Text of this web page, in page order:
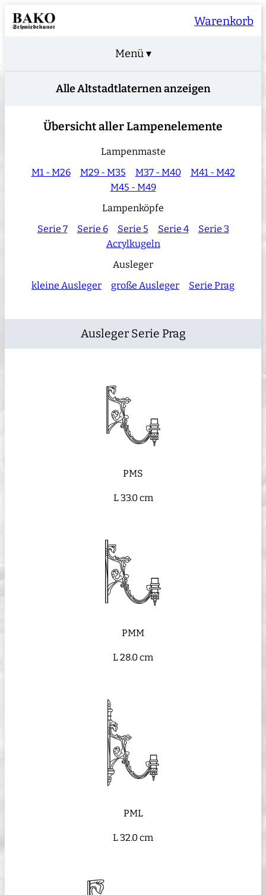
Warenkorb
Menü ▾
Alle Altstadtlaternen anzeigen
Übersicht aller Lampenelemente
Lampenmaste
M1 - M26
M29 - M35 M37 - M40
M41 - M42
M45 - M49
Lampenköpfe
Serie 7
Serie 6 Serie 5 Serie 4
Serie 3
Acrylkugeln
Ausleger
kleine Ausleger
große Ausleger Serie Prag
Ausleger Serie Prag
PMS
L 33.0 cm
PMM
L 28.0 cm
PML
L 32.0 cm